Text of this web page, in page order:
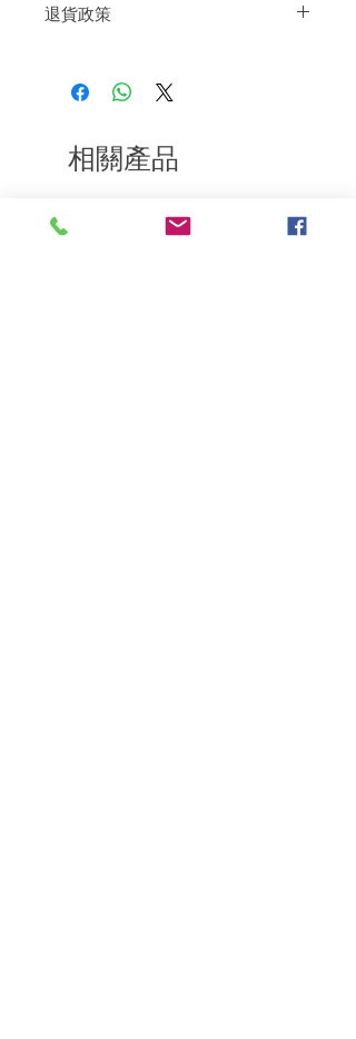
型，用扁梳梳出要做的造型
退貨政策
到我們的產品後的前7天內通過電子郵件
相關產品
深層修復